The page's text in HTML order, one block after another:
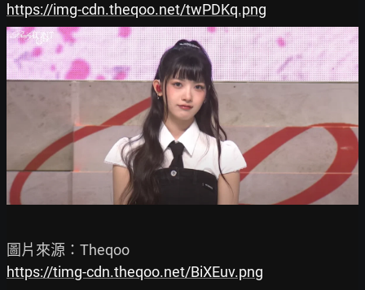
https://img-cdn.theqoo.net/twPDKq.png
https://timg-cdn.theqoo.net/BiXEuv.png